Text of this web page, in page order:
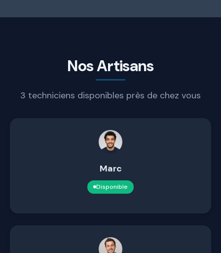
Nos Artisans
3 techniciens disponibles près de chez vous
Marc
Disponible